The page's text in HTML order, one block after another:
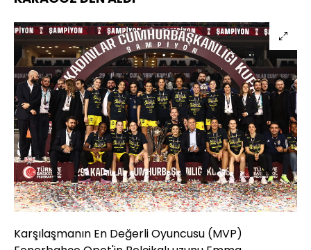
Karşılaşmanın En Değerli Oyuncusu (MVP)